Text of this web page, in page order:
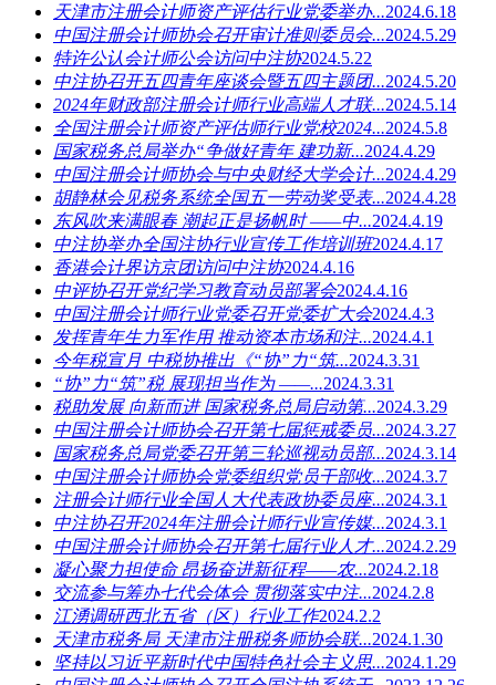
天津市注册会计师资产评估行业党委举办...2024.6.18
中国注册会计师协会召开审计准则委员会...2024.5.29
特许公认会计师公会访问中注协2024.5.22
中注协召开五四青年座谈会暨五四主题团...2024.5.20
2024年财政部注册会计师行业高端人才联...2024.5.14
全国注册会计师资产评估师行业党校2024...2024.5.8
国家税务总局举办“争做好青年 建功新...2024.4.29
中国注册会计师协会与中央财经大学会计...2024.4.29
胡静林会见税务系统全国五一劳动奖受表...2024.4.28
东风吹来满眼春 潮起正是扬帆时 ——中...2024.4.19
中注协举办全国注协行业宣传工作培训班2024.4.17
香港会计界访京团访问中注协2024.4.16
中评协召开党纪学习教育动员部署会2024.4.16
中国注册会计师行业党委召开党委扩大会2024.4.3
发挥青年生力军作用 推动资本市场和注...2024.4.1
今年税宣月 中税协推出《“协”力“筑...2024.3.31
“协”力“筑”税 展现担当作为 ——...2024.3.31
税助发展 向新而进 国家税务总局启动第...2024.3.29
中国注册会计师协会召开第七届惩戒委员...2024.3.27
国家税务总局党委召开第三轮巡视动员部...2024.3.14
中国注册会计师协会党委组织党员干部收...2024.3.7
注册会计师行业全国人大代表政协委员座...2024.3.1
中注协召开2024年注册会计师行业宣传媒...2024.3.1
中国注册会计师协会召开第七届行业人才...2024.2.29
凝心聚力担使命 昂扬奋进新征程——农...2024.2.18
交流参与筹办七代会体会 贯彻落实中注...2024.2.8
江湧调研西北五省（区）行业工作2024.2.2
天津市税务局 天津市注册税务师协会联...2024.1.30
坚持以习近平新时代中国特色社会主义思...2024.1.29